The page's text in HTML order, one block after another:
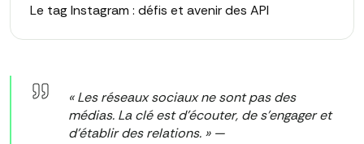
Le tag Instagram : défis et avenir des API
« Les réseaux sociaux ne sont pas des
médias. La clé est d'écouter, de s'engager et
d'établir des relations. » —